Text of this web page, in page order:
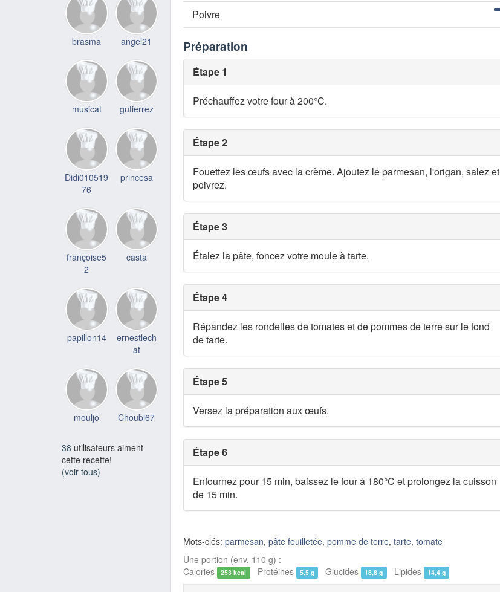
Poivre
Préparation
Étape 1
Préchauffez votre four à 200°C.
Étape 2
Fouettez les œufs avec la crème. Ajoutez le parmesan, l'origan, salez et
poivrez.
Étape 3
Étalez la pâte, foncez votre moule à tarte.
Étape 4
Répandez les rondelles de tomates et de pommes de terre sur le fond
de tarte.
Étape 5
Versez la préparation aux œufs.
Étape 6
Enfournez pour 15 min, baissez le four à 180°C et prolongez la cuisson
de 15 min.
Mots-clés: parmesan, pâte feuilletée, pomme de terre, tarte, tomate
Une portion (env. 110 g) :
Calories
253 kcal Protéines 5,5 g Glucides 18,8 g Lipides 14,4 g
brasma angel21
musicat gutierrez
Didi010519
76
princesa
françoise5
2
casta
papillon14
ernestlech
at
mouljo Choubi67
38 utilisateurs aiment
cette recette!
(voir tous)